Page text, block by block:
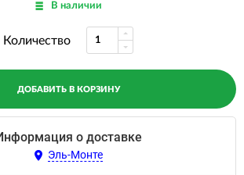
В наличии
Количество
ДОБАВИТЬ В КОРЗИНУ
о доставке
Эль-Монте